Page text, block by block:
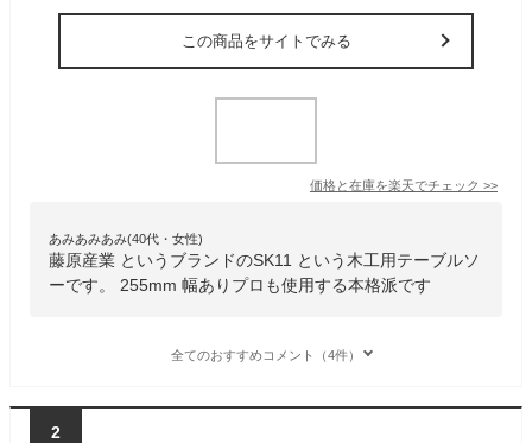
この商品をサイトでみる
価格と在庫を楽天でチェック >>
あみあみあみ(40代・女性)
藤原産業 というブランドのSK11 という木工用テーブルソ
ーです。 255mm 幅ありプロも使用する本格派です
全てのおすすめコメント（4件）
2